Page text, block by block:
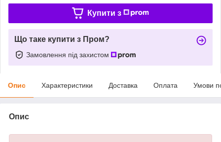
Купити з
Що таке купити з Пром?
Замовлення під захистом
Опис Характеристики Доставка Оплата Умови
Опис